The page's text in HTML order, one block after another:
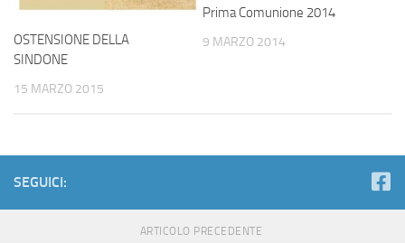
OSTENSIONE DELLA
SINDONE
15 MARZO 2015
Prima Comunione 2014
9 MARZO 2014
SEGUICI:
ARTICOLO PRECEDENTE